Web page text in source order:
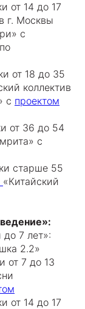
от 14 до 17
г. Москвы
с
от 18 до 35
коллектив
с проектом
от 36 до 54
с
старше 55
«Китайский
до 7 лет»:
2.2»
от 7 до 13
от 14 до 17